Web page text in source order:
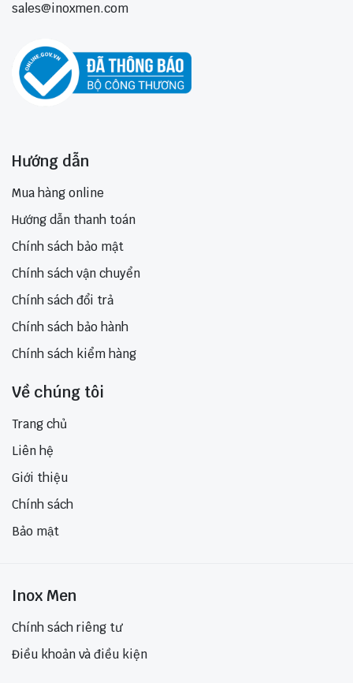
sales@inoxmen.com
Hướng dẫn
Mua hàng online
Hướng dẫn thanh toán
Chính sách bảo mật
Chính sách vận chuyển
Chính sách đổi trả
Chính sách bảo hành
Chính sách kiểm hàng
Về chúng tôi
Trang chủ
Liên hệ
Giới thiệu
Chính sách
Bảo mật
Inox Men
Chính sách riêng tư
Điều khoản và điều kiện